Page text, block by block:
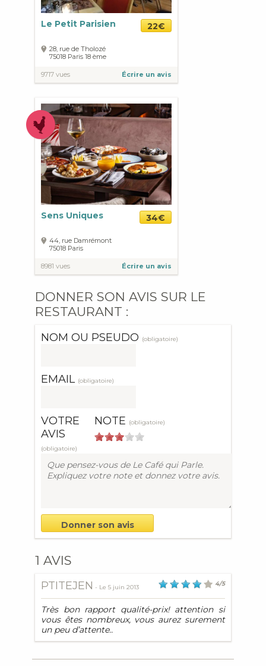
Le Petit Parisien 22€
28, rue de Tholozé
75018 Paris 18 ème
9717 vues Écrire un avis
Sens Uniques 34€
44, rue Damrémont
75018 Paris
8981 vues Écrire un avis
DONNER SON AVIS SUR LE
RESTAURANT :
NOM OU PSEUDO (obligatoire)
EMAIL (obligatoire)
NOTE (obligatoire)
VOTRE
AVIS
(obligatoire)
1 AVIS
PTITEJEN - Le 5 juin 2013 4/5
Très bon rapport qualité-prix! attention si
vous êtes nombreux, vous aurez surement
un peu d’attente..